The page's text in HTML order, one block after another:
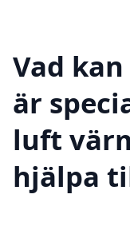
Vad
är
luft
hjälpa